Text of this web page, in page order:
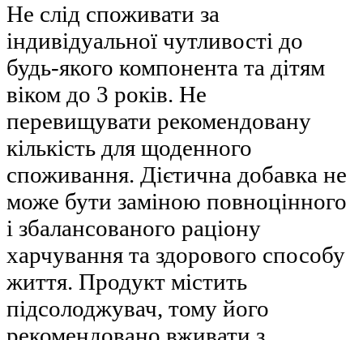
Не слід споживати за
індивідуальної чутливості до
будь-якого компонента та дітям
віком до 3 років. Не
перевищувати рекомендовану
кількість для щоденного
споживання. Дієтична добавка не
може бути заміною повноцінного
і збалансованого раціону
харчування та здорового способу
життя. Продукт містить
підсолоджувач, тому його